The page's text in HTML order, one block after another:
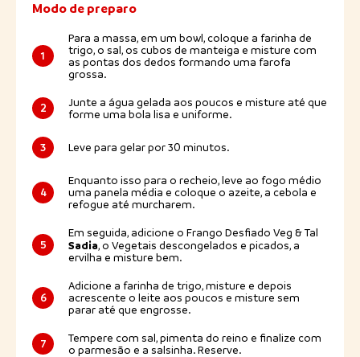
Modo de preparo
1
Para a massa, em um bowl, coloque a farinha de
trigo, o sal, os cubos de manteiga e misture com
as pontas dos dedos formando uma farofa
grossa.
2
Junte a água gelada aos poucos e misture até que
forme uma bola lisa e uniforme.
3 Leve para gelar por 30 minutos.
4
Enquanto isso para o recheio, leve ao fogo médio
uma panela média e coloque o azeite, a cebola e
refogue até murcharem.
5
Em seguida, adicione o Frango Desfiado Veg & Tal
Sadia, o Vegetais descongelados e picados, a
ervilha e misture bem.
6
Adicione a farinha de trigo, misture e depois
acrescente o leite aos poucos e misture sem
parar até que engrosse.
7
Tempere com sal, pimenta do reino e finalize com
o parmesão e a salsinha. Reserve.